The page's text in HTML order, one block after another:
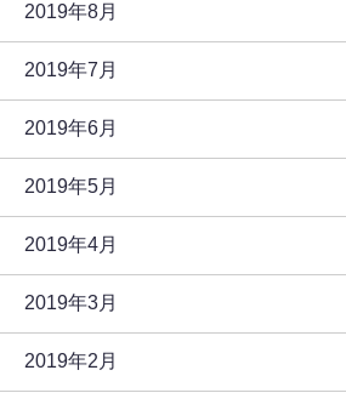
2019年8月
2019年7月
2019年6月
2019年5月
2019年4月
2019年3月
2019年2月